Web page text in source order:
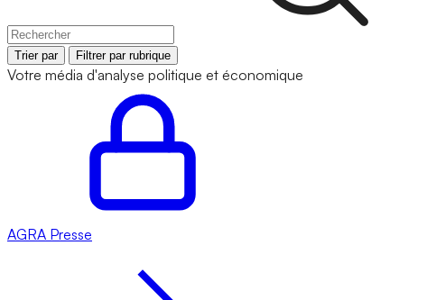
Trier par Filtrer par rubrique
Votre média d'analyse politique et économique
AGRA Presse